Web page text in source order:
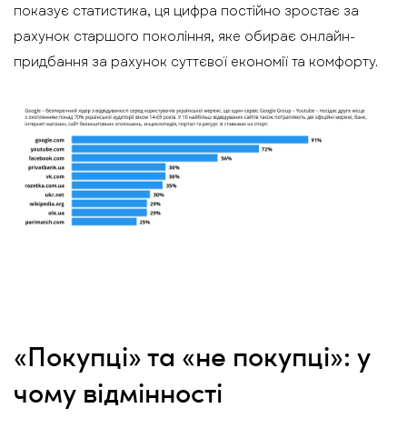
показує статистика, ця цифра постійно зростає за
рахунок старшого покоління, яке обирає онлайн-
придбання за рахунок суттєвої економії та комфорту.
«Покупці» та «не покупці»: у
чому відмінності